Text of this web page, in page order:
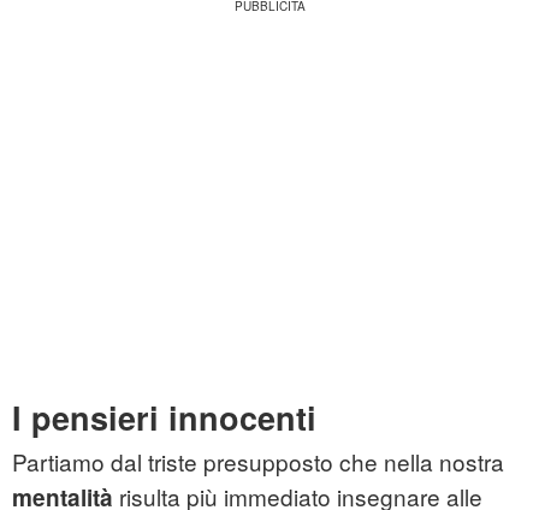
I pensieri innocenti
Partiamo dal triste presupposto che nella nostra
mentalità risulta più immediato insegnare alle